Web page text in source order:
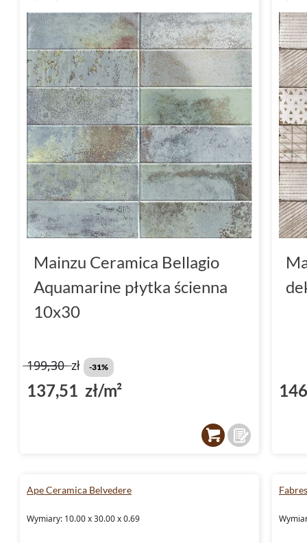
Mainzu Ceramica Bellagio
Aquamarine płytka ścienna
10x30
199,30zł -31%
137,51 zł/m²
Ape Ceramica Belvedere
Wymiary: 10.00 x 30.00 x 0.69